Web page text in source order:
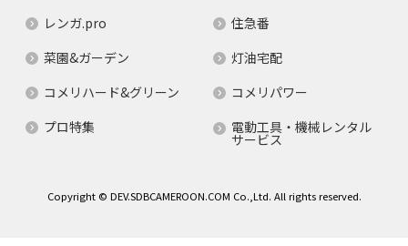
レンガ.pro
住急番
菜園&ガーデン
灯油宅配
コメリハード&グリーン
コメリパワー
プロ特集
電動工具・機械レンタル
サービス
Copyright © DEV.SDBCAMEROON.COM Co.,Ltd. All rights reserved.